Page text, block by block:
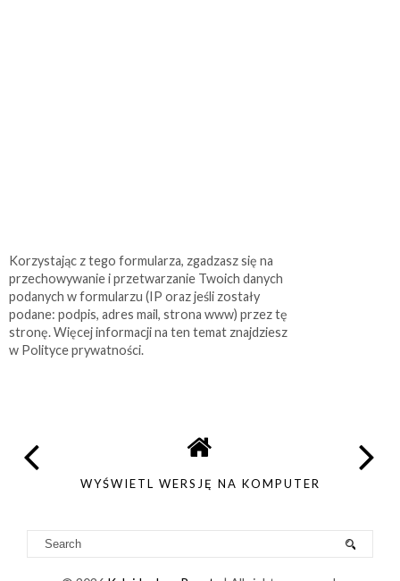
Korzystając z tego formularza, zgadzasz się na
przechowywanie i przetwarzanie Twoich danych
podanych w formularzu (IP oraz jeśli zostały
podane: podpis, adres mail, strona www) przez tę
stronę. Więcej informacji na ten temat znajdziesz
w Polityce prywatności.
WYŚWIETL WERSJĘ NA KOMPUTER